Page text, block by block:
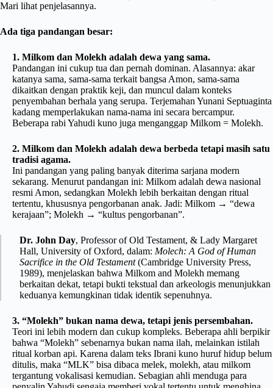
Mari lihat penjelasannya.
Ada tiga pandangan besar:
1. Milkom dan Molekh adalah dewa yang sama.
Pandangan ini cukup tua dan pernah dominan. Alasannya: akar
katanya sama, sama-sama terkait bangsa Amon, sama-sama
dikaitkan dengan praktik keji, dan muncul dalam konteks
penyembahan berhala yang serupa. Terjemahan Yunani Septuaginta
kadang memperlakukan nama-nama ini secara bercampur.
Beberapa rabi Yahudi kuno juga menganggap Milkom = Molekh.
2. Milkom dan Molekh adalah dewa berbeda tetapi masih satu
tradisi agama.
Ini pandangan yang paling banyak diterima sarjana modern
sekarang. Menurut pandangan ini: Milkom adalah dewa nasional
resmi Amon, sedangkan Molekh lebih berkaitan dengan ritual
tertentu, khususnya pengorbanan anak. Jadi: Milkom → “dewa
kerajaan”; Molekh → “kultus pengorbanan”.
Dr. John Day, Professor of Old Testament, & Lady Margaret
Hall, University of Oxford, dalam: Molech: A God of Human
Sacrifice in the Old Testament(Cambridge University Press,
1989), menjelaskan bahwa Milkom and Molekh memang
berkaitan dekat, tetapi bukti tekstual dan arkeologis menunjukkan
keduanya kemungkinan tidak identik sepenuhnya.
3. “Molekh” bukan nama dewa, tetapi jenis persembahan.
Teori ini lebih modern dan cukup kompleks. Beberapa ahli berpikir
bahwa “Molekh” sebenarnya bukan nama ilah, melainkan istilah
ritual korban api. Karena dalam teks Ibrani kuno huruf hidup belum
ditulis, maka “MLK” bisa dibaca melek, molekh, atau milkom
tergantung vokalisasi kemudian. Sebagian ahli menduga para